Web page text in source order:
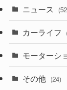
(43)
(9)
(28)
ニュース
カーライフ
モーターシ
その他 (24)